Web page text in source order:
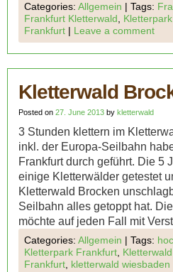
Categories: Allgemein | Tags:
Frankfurt Kletterwald
Frankfurt | Leave a comment
Kletterwald
Posted on 27. June 2013 by kletterwald
3 Stunden klettern im
inkl. der Europa-Seilbahn
Frankfurt durch geführt. Die 5
einige Kletterwälder getestet
Kletterwald Brocken
Seilbahn alles getoppt hat.
möchte auf jeden Fall mit
Categories: Allgemein | Tags:
Kletterpark Frankfurt
Frankfurt kletterwald wiesbaden